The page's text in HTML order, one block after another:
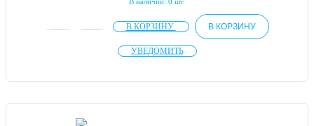
В КОРЗИНУ В КОРЗИНУ
УВЕДОМИТЬ